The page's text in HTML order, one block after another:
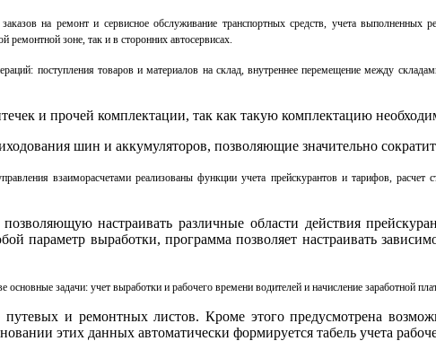
заказов на ремонт и сервисное обслуживание транспортных средств, учета
зоне, так и в сторонних автосервисах.
поступления товаров и материалов на склад, внутреннее перемещение между
и прочей комплектации, так как такую комплектацию
шин и аккумуляторов, позволяющие значительно
взаиморасчетами реализованы функции учета прейскурантов и тарифов, расчет
настраивать различные области действия
параметр выработки, программа позволяет настраивать
основные задачи: учет выработки и рабочего времени водителей и начисление заработной
путевых и ремонтных листов. Кроме этого предусмотрена
этих данных автоматически формируется табель учета